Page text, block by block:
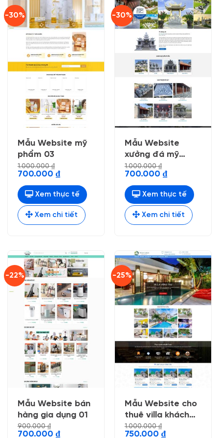
-30%
Mẫu Website mỹ
phẩm 03
1.000.000₫
Giá
gốc
là:
1.000.000 ₫.
700.000 ₫Giá
hiện
tại
là:
700.000 ₫.
Xem thực tế
Xem chi tiết
-30%
Mẫu Website
xưởng đá mỹ
nghệ
1.000.000₫
Giá
gốc
là:
1.000.000 ₫.
700.000 ₫Giá
hiện
tại
là:
700.000 ₫.
Xem thực tế
Xem chi tiết
-22%
Mẫu Website bán
hàng gia dụng 01
900.000₫
Giá
700.000 ₫Giá
-25%
Mẫu Website cho
thuê villa khách
sạn
1.000.000₫
Giá
750.000 ₫Giá